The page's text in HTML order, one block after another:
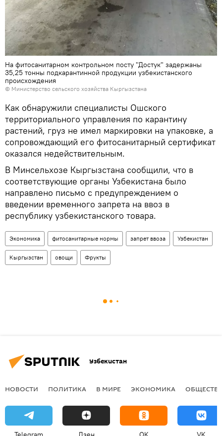
На фитосанитарном контрольном посту "Достук" задержаны
35,25 тонны подкарантинной продукции узбекистанского
происхождения
© Министерство сельского хозяйства Кыргызстана
Как обнаружили специалисты Ошского
территориального управления по карантину
растений, груз не имел маркировки на упаковке, а
сопровождающий его фитосанитарный сертификат
оказался недействительным.
В Минсельхозе Кыргызстана сообщили, что в
соответствующие органы Узбекистана было
направлено письмо с предупреждением о
введении временного запрета на ввоз в
республику узбекистанского товара.
Экономика фитосанитарные нормы запрет ввоза Узбекистан
Кыргызстан овощи Фрукты
Узбекистан
НОВОСТИ ПОЛИТИКА В МИРЕ ЭКОНОМИКА